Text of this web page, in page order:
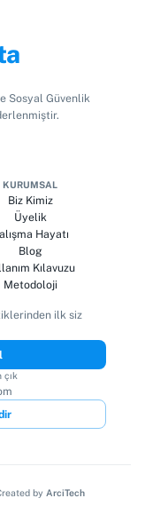
Sosyal Güvenlik
KURUMSAL
Biz Kimiz
Üyelik
Hayatı
Blog
Kılavuzu
Metodoloji
ilk siz
çık
by ArciTech